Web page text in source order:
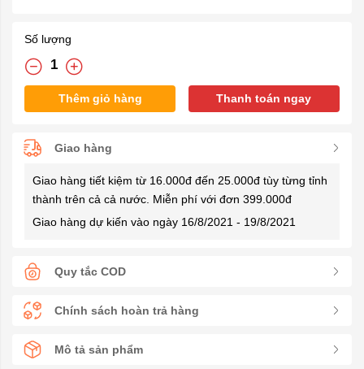
Số lượng
Thêm giỏ hàng Thanh toán ngay
Giao hàng
Giao hàng tiết kiệm từ 16.000đ đến 25.000đ tùy từng tỉnh
thành trên cả cả nước. Miễn phí với đơn 399.000đ
Giao hàng dự kiến vào ngày 16/8/2021 - 19/8/2021
Quy tắc COD
Chính sách hoàn trả hàng
Mô tả sản phẩm